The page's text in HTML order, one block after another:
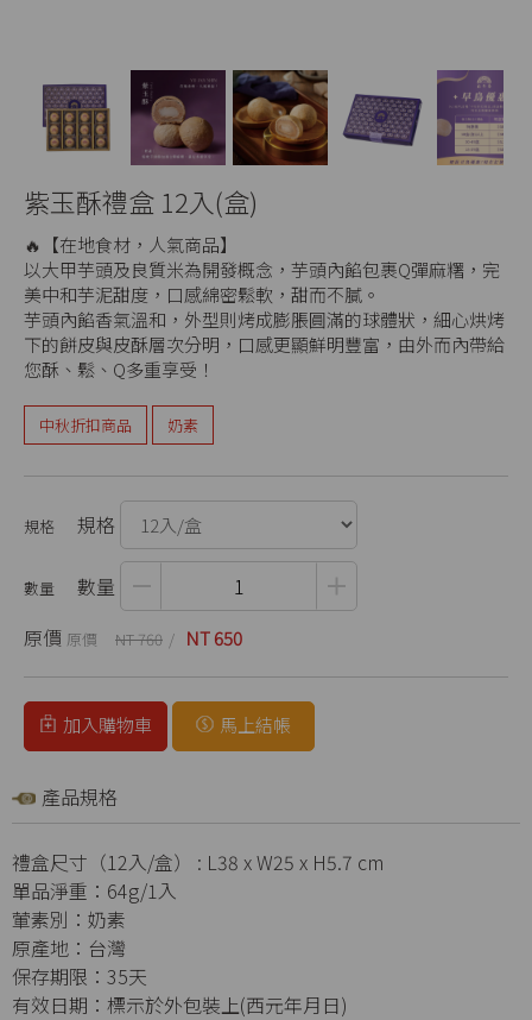
紫玉酥禮盒 12入(盒)
🔥【在地食材，人氣商品】
以大甲芋頭及良質米為開發概念，芋頭內餡包裹Q彈麻糬，完
美中和芋泥甜度，口感綿密鬆軟，甜而不膩。
芋頭內餡香氣溫和，外型則烤成膨脹圓滿的球體狀，細心烘烤
下的餅皮與皮酥層次分明，口感更顯鮮明豐富，由外而內帶給
您酥、鬆、Q多重享受！
中秋折扣商品 奶素
規格
數量
原價
NT 760 NT 650
加入購物車 馬上結帳
產品規格
禮盒尺寸（12入/盒） : L38 x W25 x H5.7 cm
單品淨重：64g/1入
葷素別：奶素
原產地：台灣
保存期限：35天
有效日期：標示於外包裝上(西元年月日)